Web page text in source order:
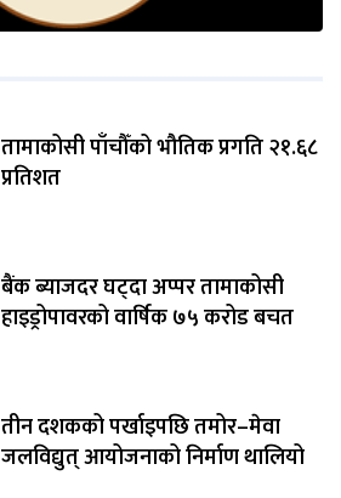
तामाकोसी पाँचौँको भौतिक प्रगति २१.६८
प्रतिशत
बैंक ब्याजदर घट्दा अप्पर तामाकोसी
हाइड्रोपावरको वार्षिक ७५ करोड बचत
तीन दशकको पर्खाइपछि तमोर–मेवा
जलविद्युत् आयोजनाको निर्माण थालियो